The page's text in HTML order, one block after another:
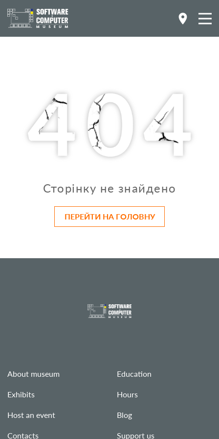
Сторінку не знайдено
ПЕРЕЙТИ НА ГОЛОВНУ
About museum
Exhibits
Host an event
Contacts
Education
Hours
Blog
Support us